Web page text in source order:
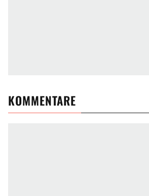
KOMMENTARE